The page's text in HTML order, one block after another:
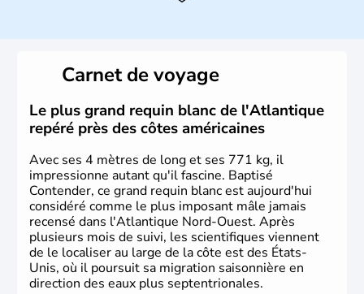
Plusieurs populations se sont succédées avant l'arrivée
des européens, suite à la découverte du continent par
Christophe Colomb en 1492. Les 13 colonies
britanniques proclament la Déclaration d'indépendance
en 1776 et adoptent leur première constitution en 1787.
La conquête de l'Ouest marque ensuite l'entrée dans une
phase de développement intense.
Carnet de voyage
Le plus grand requin blanc de l'Atlantique
repéré près des côtes américaines
Avec ses 4 mètres de long et ses 771 kg, il
impressionne autant qu'il fascine. Baptisé
Contender, ce grand requin blanc est aujourd'hui
considéré comme le plus imposant mâle jamais
recensé dans l'Atlantique Nord-Ouest. Après
plusieurs mois de suivi, les scientifiques viennent
de le localiser au large de la côte est des États-
Unis, où il poursuit sa migration saisonnière en
direction des eaux plus septentrionales.